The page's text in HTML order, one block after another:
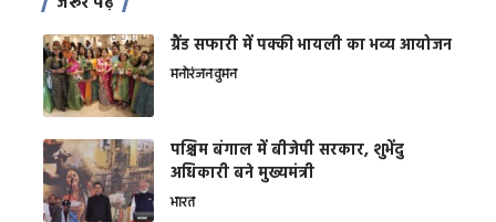
ग्रैंड सफारी में पक्की भायली का भव्य आयोजन
मनोरंजनवुमन
पश्चिम बंगाल में बीजेपी सरकार, शुभेंदु
अधिकारी बने मुख्यमंत्री
भारत